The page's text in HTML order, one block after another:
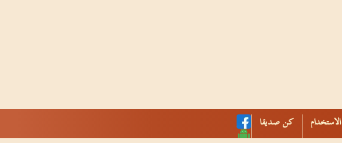
كن صديقا